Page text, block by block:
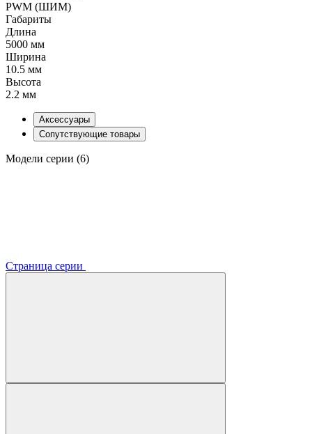
PWM (ШИМ)
Габариты
Длина
5000 мм
Ширина
10.5 мм
Высота
2.2 мм
Аксессуары
Сопутствующие товары
Модели серии (6)
Страница серии